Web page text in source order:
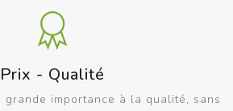
Prix - Qualité
grande importance à la qualité, sans